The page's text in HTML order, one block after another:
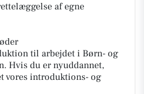
af egne
til arbejdet i Børn- og
Hvis du er nyuddannet,
vores introduktions- og